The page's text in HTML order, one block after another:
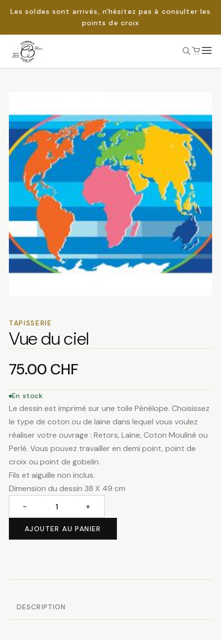
Les soldes sont arrivés, n'hésitez pas à consulter les
points de croix
Passer
TAPISSERIE
Vue du ciel
75.00 CHF
En stock
Le dessin est imprimé sur une toile Pénélope. Choisissez
le type de coton ou de laine dans lequel vous voulez
réaliser votre ouvrage : Retors, Laine, Coton Mouliné ou
Perlé. Vous pouvez travailler en demi point, point de
croix ou point de gobelin.
Fils et aiguille non inclus.
Dimension du dessin 38 X 49 cm
Vue
− +
AJOUTER AU PANIER
DESCRIPTION